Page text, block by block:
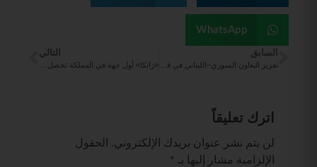
WhatsApp
السابق التالي
اترك تعليقاً
لن يتم نشر عنوان بريدك الإلكتروني.
الحقول
الإلزامية مشار إليها بـ
*